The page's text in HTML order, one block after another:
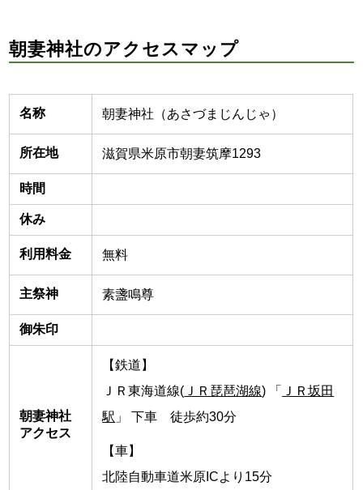
朝妻神社のアクセスマップ
名称 朝妻神社（あさづまじんじゃ）
所在地 滋賀県米原市朝妻筑摩1293
時間
休み
利用料金 無料
主祭神 素盞鳴尊
御朱印
朝妻神社
アクセス
【鉄道】
ＪＲ東海道線( ＪＲ琵琶湖線) 「
ＪＲ坂田
駅 」 下車 徒歩約30分
【車】
北陸自動車道米原ICより15分